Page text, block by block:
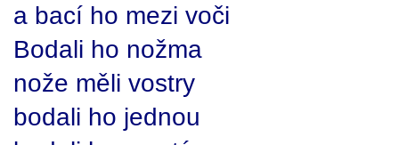
a bací ho mezi voči
Bodali ho nožma
nože měli vostry
bodali ho jednou